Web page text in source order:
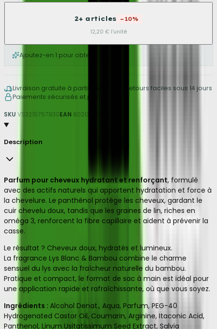
2+ articles −10%
12,20 € l'unité
Ajoutez-en 1 pour obtenir −10%
Livraison gratuite à partir de €150
Retours faciles sous 14 jours
Paiements sécurisés et protégés
SKU VS3215757930EAN 8021386014018
Description
Parfum pour cheveux hydratant et renforçant, formulé
avec des actifs naturels qui apportent hydratation et force à
la chevelure. Le panthénol protège les cheveux, gardant le
cuir chevelu doux, tandis que les graines de lin, riches en
oméga 3, renforcent la fibre capillaire et aident à prévenir la
casse.
Le résultat ? Cheveux doux, hydratés et lumineux.
La fragrance Lys Blanc & Bambou combine le charme
sensuel du lys avec la fraîcheur naturelle du bambou.
Pratique et compact, le format de sac à main est idéal pour
une application rapide et rafraîchissante, où que vous soyez.
Ingrédients : Alcohol Denat., Aqua, Parfum, PEG-40
Hydrogenated Castor Oil, Coumarin, Arginine, Itaconic Acid,
Panthenol, Linum Usitatissimum Seed Extract, Salvia